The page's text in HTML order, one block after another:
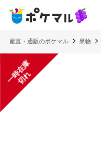
産直・通販のポケマル 果物
一
時
在
庫
切
れ